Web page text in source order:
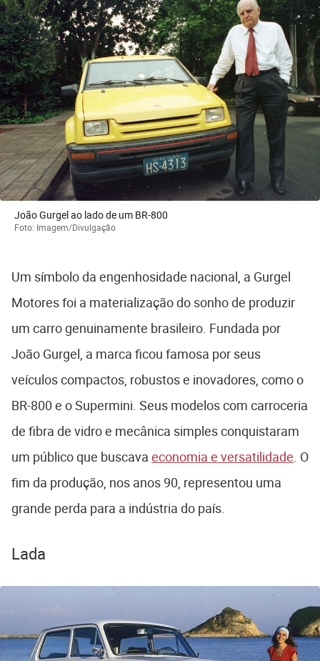
João Gurgel ao lado de um BR-800
Foto: Imagem/Divulgação
Um símbolo da engenhosidade nacional, a Gurgel
Motores foi a materialização do sonho de produzir
um carro genuinamente brasileiro. Fundada por
João Gurgel, a marca ficou famosa por seus
veículos compactos, robustos e inovadores, como o
BR-800 e o Supermini. Seus modelos com carroceria
de fibra de vidro e mecânica simples conquistaram
um público que buscava economia e versatilidade. O
fim da produção, nos anos 90, representou uma
grande perda para a indústria do país.
Lada